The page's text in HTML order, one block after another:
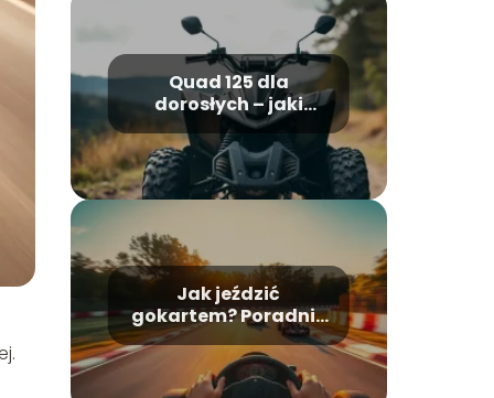
Quad 125 dla
dorosłych – jaki
model wybrać i na co
zwrócić uwagę?
Jak jeździć
gokartem? Poradnik
dla początkujących